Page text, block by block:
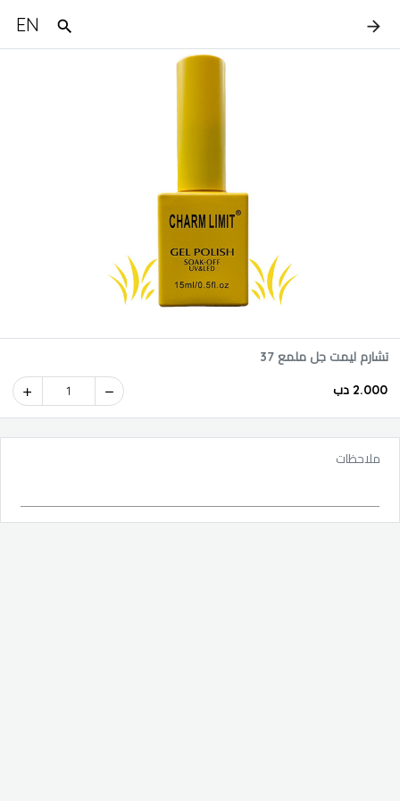
EN
تشارم ليمت جل ملمع 37
2.000 دب 1
ملاحظات